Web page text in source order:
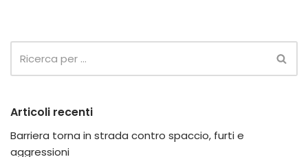
Articoli recenti
Barriera torna in strada contro spaccio, furti e
aggressioni